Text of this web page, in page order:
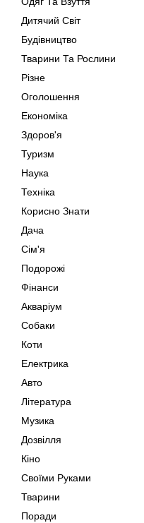
Дитячий Світ
Будівництво
Тварини Та Рослини
Різне
Оголошення
Економіка
Здоров'я
Туризм
Наука
Техніка
Корисно Знати
Дача
Сім'я
Подорожі
Фінанси
Акваріум
Собаки
Коти
Електрика
Авто
Література
Музика
Дозвілля
Кіно
Своїми Руками
Тварини
Поради